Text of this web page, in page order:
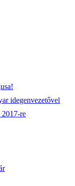
idegenvezetővel
2017-re